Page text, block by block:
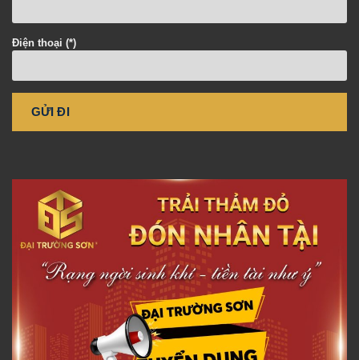
Điện thoại (*)